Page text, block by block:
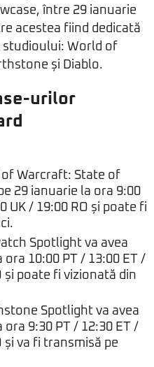
între 29 ianuarie
acestea fiind dedicată
World of
și Diablo.
urilor
Warcraft: State of
29 ianuarie la ora 9:00
UK / 19:00 RO și poate fi
.
Spotlight va avea
10:00 PT / 13:00 ET /
și poate fi vizionată din
Spotlight va avea
9:30 PT / 12:30 ET /
și va fi transmisă pe